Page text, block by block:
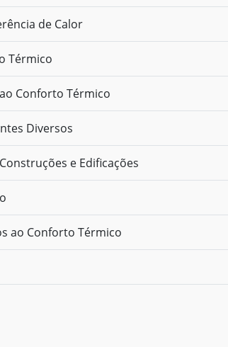
de Calor
Térmico
Conforto Térmico
Diversos
e Edificações
ao Conforto Térmico